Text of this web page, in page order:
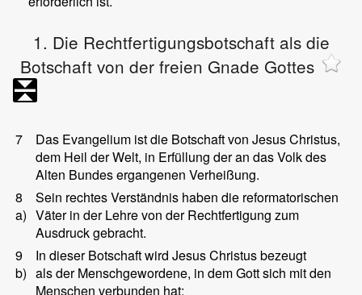
1. Die Rechtfertigungsbotschaft als die
Botschaft von der freien Gnade Gottes
7
Das Evangelium ist die Botschaft von Jesus Christus,
dem Heil der Welt, in Erfüllung der an das Volk des
Alten Bundes ergangenen Verheißung.
8
a)
Sein rechtes Verständnis haben die reformatorischen
Väter in der Lehre von der Rechtfertigung zum
Ausdruck gebracht.
9
b)
In dieser Botschaft wird Jesus Christus bezeugt
als der Menschgewordene, in dem Gott sich mit den
Menschen verbunden hat;